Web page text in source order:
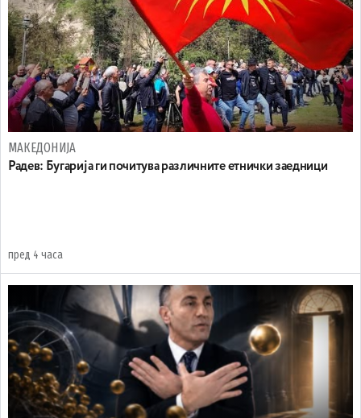
МАКЕДОНИЈА
Радев: Бугарија ги почитува различните етнички заедници
пред 4 часа